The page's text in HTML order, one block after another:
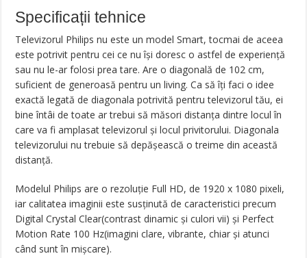
Specificații tehnice
Televizorul Philips nu este un model Smart, tocmai de aceea
este potrivit pentru cei ce nu își doresc o astfel de experiență
sau nu le-ar folosi prea tare. Are o diagonală de 102 cm,
suficient de generoasă pentru un living. Ca să îți faci o idee
exactă legată de diagonala potrivită pentru televizorul tău, ei
bine întâi de toate ar trebui să măsori distanța dintre locul în
care va fi amplasat televizorul și locul privitorului. Diagonala
televizorului nu trebuie să depășească o treime din această
distanță.
Modelul Philips are o rezoluție Full HD, de 1920 x 1080 pixeli,
iar calitatea imaginii este susținută de caracteristici precum
Digital Crystal Clear(contrast dinamic și culori vii) și Perfect
Motion Rate 100 Hz(imagini clare, vibrante, chiar și atunci
când sunt în mișcare).